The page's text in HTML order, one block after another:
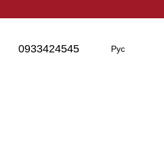
0933424545 Рус